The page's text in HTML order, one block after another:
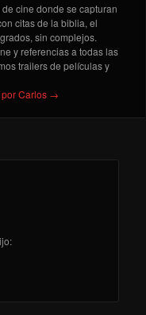
cine donde se capturan
citas de la biblia, el
sin complejos.
y referencias a todas las
trailers de películas y
Carlos →